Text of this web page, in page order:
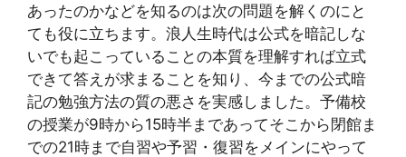
あったのかなどを知るのは次の問題を解くのにと
ても役に立ちます。浪人生時代は公式を暗記しな
いでも起こっていることの本質を理解すれば立式
できて答えが求まることを知り、今までの公式暗
記の勉強方法の質の悪さを実感しました。予備校
の授業が9時から15時半まであってそこから閉館ま
での21時まで自習や予習・復習をメインにやって